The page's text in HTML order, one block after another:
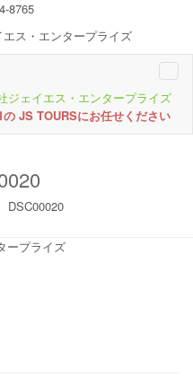
8765
ス・エンタープライズ
JS TOURSにお任せください
DSC00020
ープライズ